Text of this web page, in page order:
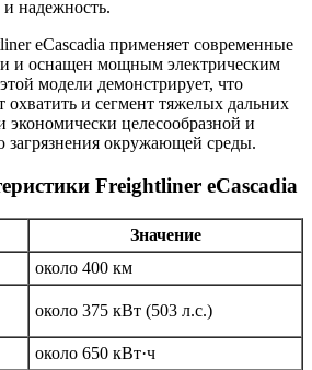
и надежность.
eCascadia применяет современные
и оснащен мощным электрическим
модели демонстрирует, что
и сегмент тяжелых дальних
экономически целесообразной и
загрязнения окружающей среды.
Freightliner eCascadia
Значение
около 400 км
около 375 кВт (503 л.с.)
около 650 кВт·ч